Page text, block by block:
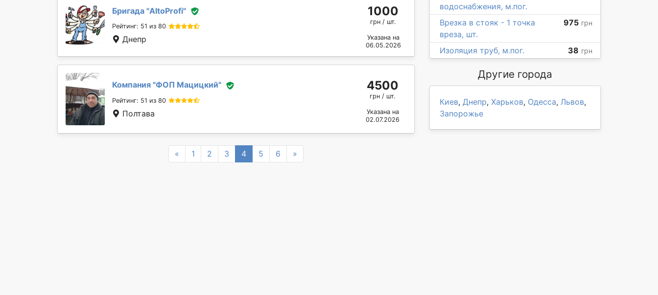
Бригада "AltoProfi"
Рейтинг: 51 из 80
Днепр
1000
грн / шт.
Указана на
06.05.2026
Компания "ФОП Мацицкий"
Рейтинг: 51 из 80
Полтава
4500
грн / шт.
Указана на
02.07.2026
« Previous
1 2 3 4 5 6 »
водоснабжения, м.пог.
Врезка в стояк - 1 точка
вреза, шт.
975 грн
Изоляция труб, м.пог. 38 грн
Другие города
Киев, Днепр, Харьков, Одесса, Львов,
Запорожье